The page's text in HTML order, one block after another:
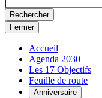
Rechercher
Fermer
Accueil
Agenda 2030
Les 17 Objectifs
Feuille de route
Anniversaire